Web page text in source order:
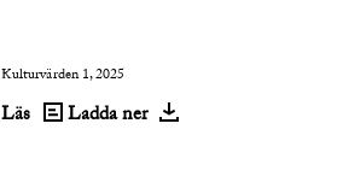
Kulturvärden 1, 2025
Läs Ladda ner